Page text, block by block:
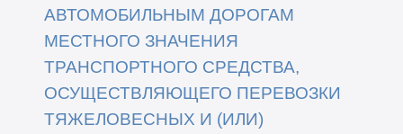
АВТОМОБИЛЬНЫМ ДОРОГАМ
МЕСТНОГО ЗНАЧЕНИЯ
ТРАНСПОРТНОГО СРЕДСТВА,
ОСУЩЕСТВЛЯЮЩЕГО ПЕРЕВОЗКИ
ТЯЖЕЛОВЕСНЫХ И (ИЛИ)